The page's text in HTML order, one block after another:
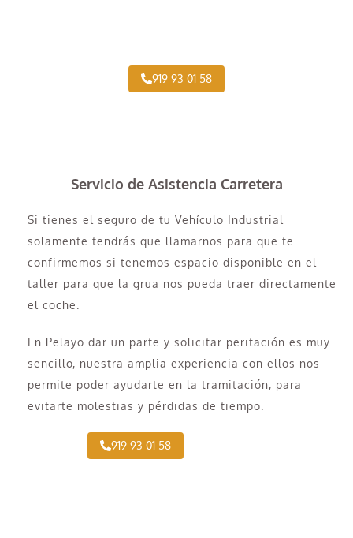
919 93 01 58
Servicio de Asistencia Carretera
Si tienes el seguro de tu Vehículo Industrial
solamente tendrás que llamarnos para que te
confirmemos si tenemos espacio disponible en el
taller para que la grua nos pueda traer directamente
el coche.
En Pelayo dar un parte y solicitar peritación es muy
sencillo, nuestra amplia experiencia con ellos nos
permite poder ayudarte en la tramitación, para
evitarte molestias y pérdidas de tiempo.
919 93 01 58